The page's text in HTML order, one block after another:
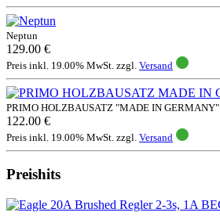
Neptun
129.00 €
Preis inkl. 19.00% MwSt. zzgl. Versand
PRIMO HOLZBAUSATZ "MADE IN GERMANY"
122.00 €
Preis inkl. 19.00% MwSt. zzgl. Versand
Preishits